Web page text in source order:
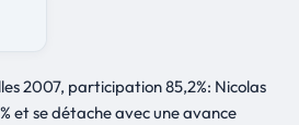
2007, participation 85,2%: Nicolas
et se détache avec une avance